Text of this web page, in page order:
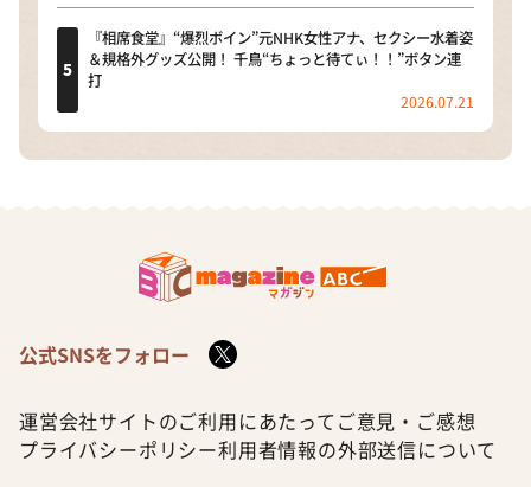
『相席食堂』“爆烈ボイン”元NHK女性アナ、セクシー水着姿
＆規格外グッズ公開！ 千鳥“ちょっと待てぃ！！”ボタン連
打
2026.07.21
公式SNSをフォロー
運営会社サイトのご利用にあたって ご意見・ご感想
プライバシーポリシー利用者情報の外部送信について